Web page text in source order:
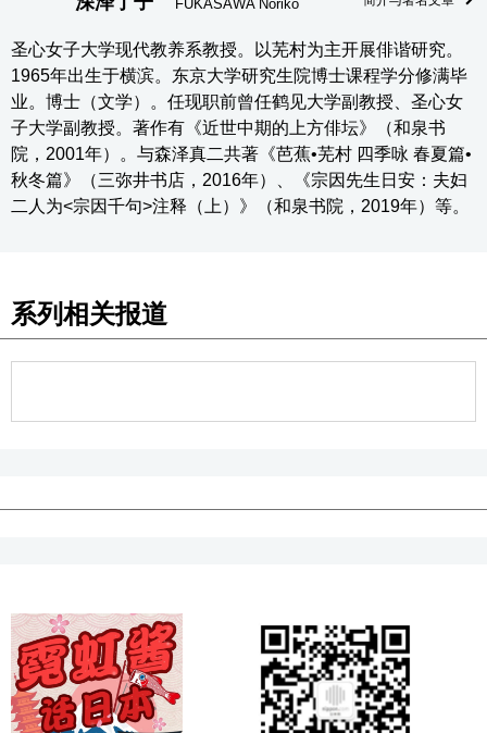
FUKASAWA Noriko
圣心女子大学现代教养系教授。以芜村为主开展俳谐研究。
1965年出生于横滨。东京大学研究生院博士课程学分修满毕
业。博士（文学）。任现职前曾任鹤见大学副教授、圣心女
子大学副教授。著作有《近世中期的上方俳坛》（和泉书
院，2001年）。与森泽真二共著《芭蕉•芜村 四季咏 春夏篇•
秋冬篇》（三弥井书店，2016年）、《宗因先生日安：夫妇
二人为<宗因千句>注释（上）》（和泉书院，2019年）等。
系列相关报道